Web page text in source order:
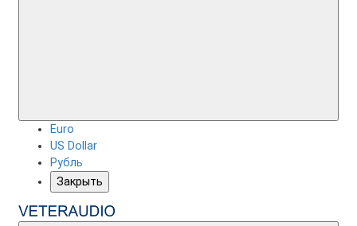
Euro
US Dollar
Рубль
Закрыть